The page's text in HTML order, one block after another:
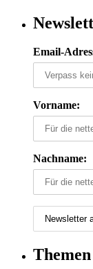
Email-
Vorname:
Nachname:
Themen